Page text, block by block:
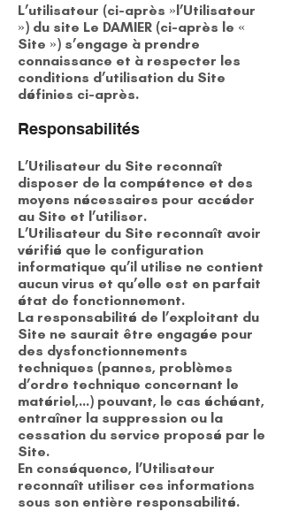
L’utilisateur (ci-après »l’Utilisateur
») du site Le DAMIER (ci-après le «
Site ») s’engage à prendre
connaissance et à respecter les
conditions d’utilisation du Site
définies ci-après.
Responsabilités
L’Utilisateur du Site reconnaît
disposer de la compétence et des
moyens nécessaires pour accéder
au Site et l’utiliser.
L’Utilisateur du Site reconnaît avoir
vérifié que le configuration
informatique qu’il utilise ne contient
aucun virus et qu’elle est en parfait
état de fonctionnement.
La responsabilité de l’exploitant du
Site ne saurait être engagée pour
des dysfonctionnements
techniques (pannes, problèmes
d’ordre technique concernant le
matériel,…) pouvant, le cas échéant,
entraîner la suppression ou la
cessation du service proposé par le
Site.
En conséquence, l’Utilisateur
reconnaît utiliser ces informations
sous son entière responsabilité.